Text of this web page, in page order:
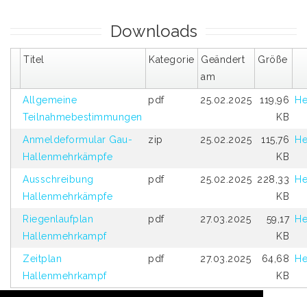
Downloads
Titel Kategorie
Geändert
am
Größe
Allgemeine
Teilnahmebestimmungen
pdf 25.02.2025
119,96
KB
Anmeldeformular Gau-
Hallenmehrkämpfe
zip 25.02.2025
115,76
KB
Ausschreibung
Hallenmehrkämpfe
pdf 25.02.2025 228,33
KB
Riegenlaufplan
Hallenmehrkampf
pdf 27.03.2025
59,17
KB
Zeitplan
Hallenmehrkampf
pdf 27.03.2025
64,68
KB